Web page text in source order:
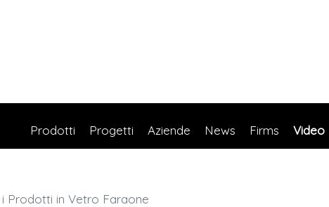
Prodotti Progetti Aziende News Firms Video
Prodotti in Vetro Faraone